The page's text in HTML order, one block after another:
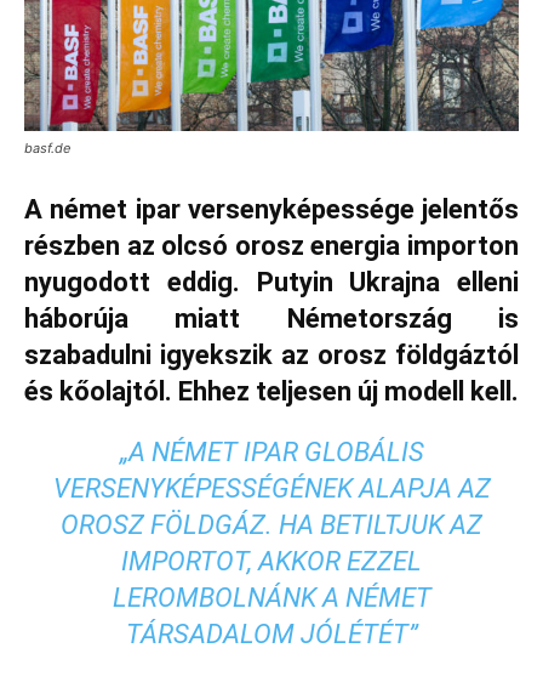
basf.de
A német ipar versenyképessége jelentős
részben az olcsó orosz energia importon
nyugodott eddig. Putyin Ukrajna elleni
háborúja miatt Németország is
szabadulni igyekszik az orosz földgáztól
és kőolajtól. Ehhez teljesen új modell kell.
„A NÉMET IPAR GLOBÁLIS
VERSENYKÉPESSÉGÉNEK ALAPJA AZ
OROSZ FÖLDGÁZ. HA BETILTJUK AZ
IMPORTOT, AKKOR EZZEL
LEROMBOLNÁNK A NÉMET
TÁRSADALOM JÓLÉTÉT”